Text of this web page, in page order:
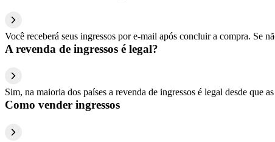
Você receberá seus ingressos por e-mail após concluir a compra. Se
A revenda de ingressos é legal?
Sim, na maioria dos países a revenda de ingressos é legal desde que
Como vender ingressos